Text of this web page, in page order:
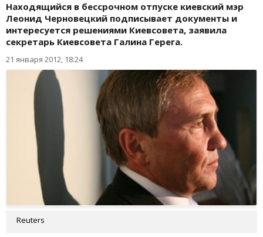
Находящийся в бессрочном отпуске киевский мэр
Леонид Черновецкий подписывает документы и
интересуется решениями Киевсовета, заявила
секретарь Киевсовета Галина Герега.
21 января 2012, 18:24
Reuters